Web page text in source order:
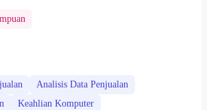
Analisis Data Penjualan
Keahlian Komputer